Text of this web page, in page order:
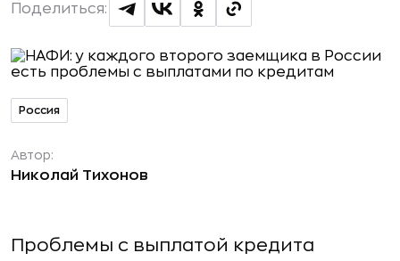
Поделиться:
Россия
Автор:
Николай Тихонов
Проблемы с выплатой кредита